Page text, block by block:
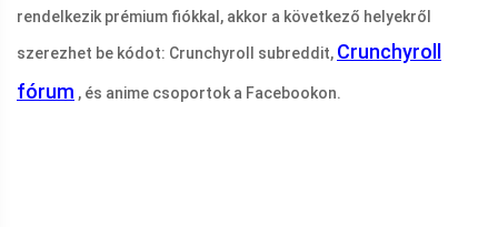
rendelkezik prémium fiókkal, akkor a következő helyekről
szerezhet be kódot: Crunchyroll subreddit, Crunchyroll
fórum , és anime csoportok a Facebookon.